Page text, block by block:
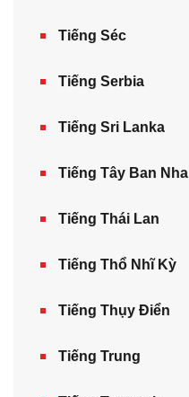
Tiếng Séc
Tiếng Serbia
Tiếng Sri Lanka
Tiếng Tây Ban Nha
Tiếng Thái Lan
Tiếng Thổ Nhĩ Kỳ
Tiếng Thụy Điển
Tiếng Trung